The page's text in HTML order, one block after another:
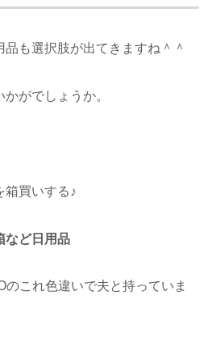
も選択肢が出てきますね＾＾
がでしょうか。
箱買いする♪
など日用品
これ色違いで夫と持っていま